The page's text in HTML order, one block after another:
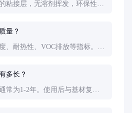
粘接层，无溶剂挥发，环保性更
量？
、耐热性、VOC排放等指标。建
多长？
常为1-2年。使用后与基材复合